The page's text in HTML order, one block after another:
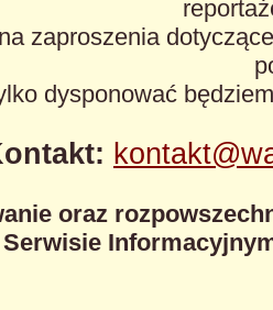
zaproszenia
dysponować
oraz